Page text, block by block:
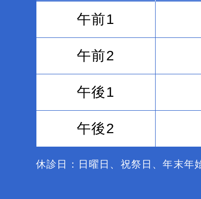
午前1
午前2
午後1
午後2
休診日：日曜日、祝祭日、年末年